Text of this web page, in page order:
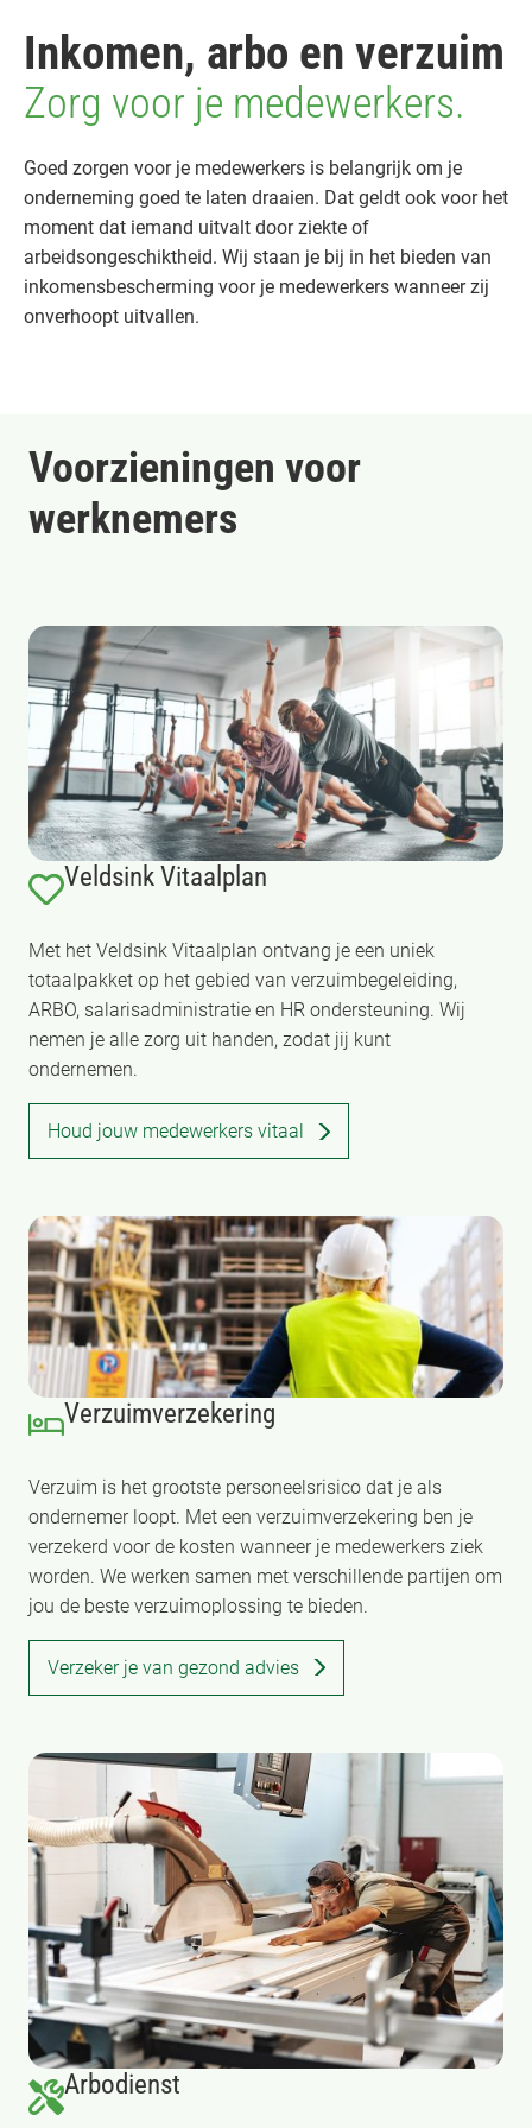
Inkomen, arbo en verzuim
Zorg voor je medewerkers.
Goed zorgen voor je medewerkers is belangrijk om je
onderneming goed te laten draaien. Dat geldt ook voor het
moment dat iemand uitvalt door ziekte of
arbeidsongeschiktheid. Wij staan je bij in het bieden van
inkomensbescherming voor je medewerkers wanneer zij
onverhoopt uitvallen.
Voorzieningen voor
werknemers
Veldsink Vitaalplan
Met het Veldsink Vitaalplan ontvang je een uniek
totaalpakket op het gebied van verzuimbegeleiding,
ARBO, salarisadministratie en HR ondersteuning. Wij
nemen je alle zorg uit handen, zodat jij kunt
ondernemen.
Houd jouw medewerkers vitaal
Verzuimverzekering
Verzuim is het grootste personeelsrisico dat je als
ondernemer loopt. Met een verzuimverzekering ben je
verzekerd voor de kosten wanneer je medewerkers ziek
worden. We werken samen met verschillende partijen om
jou de beste verzuimoplossing te bieden.
Verzeker je van gezond advies
Arbodienst